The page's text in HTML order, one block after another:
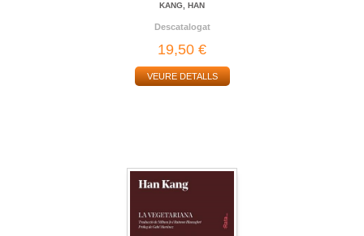
KANG, HAN
Descatalogat
19,50 €
VEURE DETALLS